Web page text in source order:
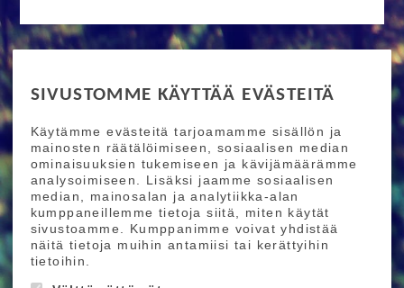
SIVUSTOMME KÄYTTÄÄ EVÄSTEITÄ
Käytämme evästeitä tarjoamamme sisällön ja
mainosten räätälöimiseen, sosiaalisen median
ominaisuuksien tukemiseen ja kävijämäärämme
analysoimiseen. Lisäksi jaamme sosiaalisen
median, mainosalan ja analytiikka-alan
kumppaneillemme tietoja siitä, miten käytät
sivustoamme. Kumppanimme voivat yhdistää
näitä tietoja muihin antamiisi tai kerättyihin
tietoihin.
Ride More – Pyöräkauppa ja pyörähuolto
Helsingissä
TILAA UUTISKIRJEEMME
Tilaamalla uutiskirjeemme saat uusimmat edut
suoraan sähköpostiisi.